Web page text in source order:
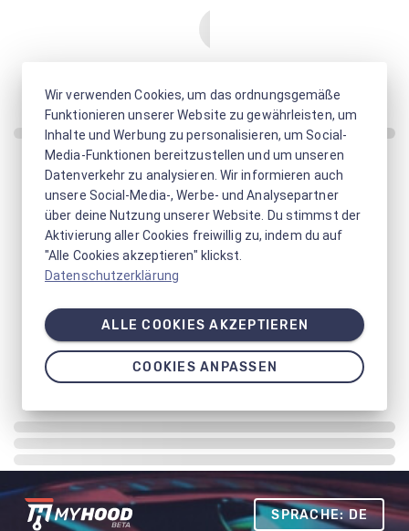
SPRACHE: DE
Wir verwenden Cookies, um das ordnungsgemäße
Funktionieren unserer Website zu gewährleisten, um
Inhalte und Werbung zu personalisieren, um Social-
Media-Funktionen bereitzustellen und um unseren
Datenverkehr zu analysieren. Wir informieren auch
unsere Social-Media-, Werbe- und Analysepartner
über deine Nutzung unserer Website. Du stimmst der
Aktivierung aller Cookies freiwillig zu, indem du auf
"Alle Cookies akzeptieren" klickst.
Datenschutzerklärung
ALLE COOKIES AKZEPTIEREN
COOKIES ANPASSEN